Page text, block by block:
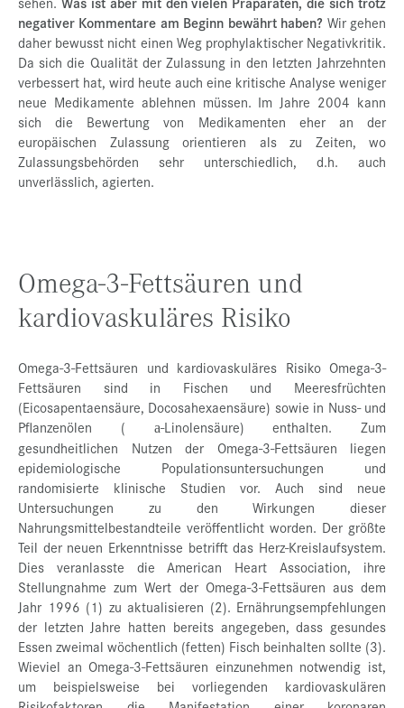
negativer Kommentare am Beginn bewährt haben? Wir gehen
daher bewusst nicht einen Weg prophylaktischer Negativkritik.
Da sich die Qualität der Zulassung in den letzten Jahrzehnten
verbessert hat, wird heute auch eine kritische Analyse weniger
neue Medikamente ablehnen müssen. Im Jahre 2004 kann
sich die Bewertung von Medikamenten eher an der
europäischen Zulassung orientieren als zu Zeiten, wo
Zulassungsbehörden sehr unterschiedlich, d.h. auch
unverlässlich, agierten.
Omega-3-Fettsäuren und
kardiovaskuläres Risiko
Omega-3-Fettsäuren und kardiovaskuläres Risiko Omega-3-
Fettsäuren sind in Fischen und Meeresfrüchten
(Eicosapentaensäure, Docosahexaensäure) sowie in Nuss- und
Pflanzenölen (
a-Linolensäure) enthalten. Zum
gesundheitlichen Nutzen der Omega-3-Fettsäuren liegen
epidemiologische Populationsuntersuchungen und
randomisierte klinische Studien vor. Auch sind neue
Untersuchungen zu den Wirkungen dieser
Nahrungsmittelbestandteile veröffentlicht worden. Der größte
Teil der neuen Erkenntnisse betrifft das Herz-Kreislaufsystem.
Dies veranlasste die American Heart Association, ihre
Stellungnahme zum Wert der Omega-3-Fettsäuren aus dem
Jahr 1996 (1) zu aktualisieren (2). Ernährungsempfehlungen
der letzten Jahre hatten bereits angegeben, dass gesundes
Essen zweimal wöchentlich (fetten) Fisch beinhalten sollte (3).
Wieviel an Omega-3-Fettsäuren einzunehmen notwendig ist,
um beispielsweise bei vorliegenden kardiovaskulären